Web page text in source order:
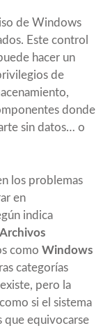
de Windows
Este control
hacer un
de
donde
sin datos… o
los problemas
en
indica
Archivos
como Windows
categorías
pero la
si el sistema
equivocarse